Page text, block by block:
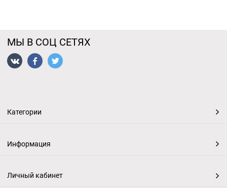
МЫ В СОЦ СЕТЯХ
Категории
Информация
Личный кабинет